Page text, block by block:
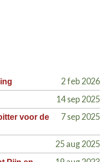
2 feb 2026
14 sep 2025
voor de
7 sep 2025
25 aug 2025